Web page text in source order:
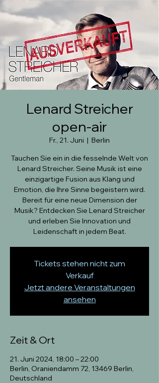
Lenard Streicher
open-air
Fr., 21. Juni
  |
Berlin
Tauchen Sie ein in die fesselnde Welt von
Lenard Streicher. Seine Musik ist eine
einzigartige Fusion aus Klang und
Emotion, die Ihre Sinne begeistern wird.
Bereit für eine neue Dimension der
Musik? Entdecken Sie Lenard Streicher
und erleben Sie Innovation und
Leidenschaft in jedem Beat.
Tickets stehen nicht zum
Verkauf
Jetzt andere Veranstaltungen
ansehen
Zeit & Ort
21. Juni 2024, 18:00 – 22:00
Berlin, Oraniendamm 72, 13469 Berlin,
Deutschland